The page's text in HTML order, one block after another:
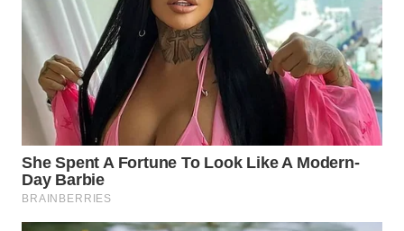
WN
SUKABUMI
WN
PURWAKARTA
WN
PRIANGAN
TIMUR
WN